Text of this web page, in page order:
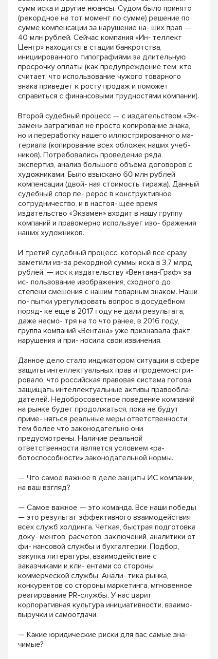
сумм иска и другие нюансы. Судом было принято
(рекордное на тот момент по сумме) решение по
сумме компенсации за нарушение на- ших прав —
40 млн рублей. Сейчас компания «Ин- теллект
Центр» находится в стадии банкротства,
инициированного типографиями за длительную
просрочку оплаты (как предупреждение тем, кто
считает, что использование чужого товарного
знака приведет к росту продаж и поможет
справиться с финансовыми трудностями компании).
Второй судебный процесс — с издательством «Эк-
замен» затрагивал не просто копирование знака,
но и переработку нашего иллюстрированного ма-
териала (копирование всех обложек наших учеб-
ников). Потребовались проведение ряда
экспертиз, анализ большого объема договоров с
художниками. Было взыскано 60 млн рублей
компенсации (двой- ная стоимость тиража). Данный
судебный спор пе- рерос в конструктивное
сотрудничество, и в настоя- щее время
издательство «Экзамен» входит в нашу группу
компаний и правомерно использует изо- бражения
наших художников.
И третий судебный процесс, который все сразу
заметили из-за рекордной суммы иска в 3,7 млрд
рублей, — иск к издательству «Вентана-Граф» за
ис- пользование изображения, сходного до
степени смешения с нашим товарным знаком. Наши
по- пытки урегулировать вопрос в досудебном
поряд- ке еще в 2017 году не дали результата,
даже несмо- тря на то что ранее, в 2016 году,
группа компаний «Вентана» уже признавала факт
нарушения и при- носила свои извинения.
Данное дело стало индикатором ситуации в сфере
защиты интеллектуальных прав и продемонстри-
ровало, что российская правовая система готова
защищать интеллектуальные активы правообла-
дателей. Недобросовестное поведение компаний
на рынке будет продолжаться, пока не будут
приме- няться реальные меры ответственности,
тем более что законодательно они
предусмотрены. Наличие реальной
ответственности является условием «ра-
ботоспособности» законодательной нормы.
— Что самое важное в деле защиты ИС компании,
на ваш взгляд?
— Самое важное — это команда. Все наши победы
— это результат эффективного взаимодействия
всех служб холдинга. Четкая, быстрая подготовка
доку- ментов, расчетов, заключений, аналитики от
фи- нансовой службы и бухгалтерии. Подбор,
закупка литературы, взаимодействие с
заказчиками и кли- ентами со стороны
коммерческой службы. Анали- тика рынка,
конкурентов со стороны маркетинга, мгновенное
реагирование PR-службы. У нас царит
корпоративная культура инициативности, взаимо-
выручки и самоотдачи.
— Какие юридические риски для вас самые зна-
чимые?